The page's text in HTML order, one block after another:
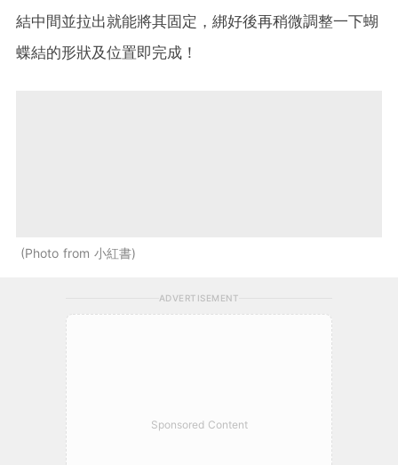
結中間並拉出就能將其固定，綁好後再稍微調整一下蝴
蝶結的形狀及位置即完成！
Photo from 小紅書
ADVERTISEMENT
Sponsored Content